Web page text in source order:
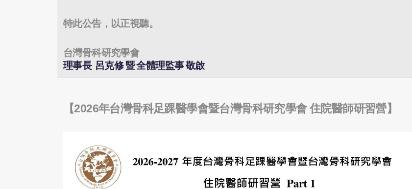
特此公告，以正視聽。
台灣骨科研究學會
理事長 呂克修暨全體理監事敬啟
【2026年台灣骨科足踝醫學會暨台灣骨科研究學會 住院醫師研習營】